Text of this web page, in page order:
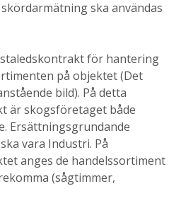
ska användas
för hantering
på objektet (Det
bild). På detta
är skogsföretaget både
Ersättningsgrundande
vara Industri. På
anges de handelssortiment
(sågtimmer,